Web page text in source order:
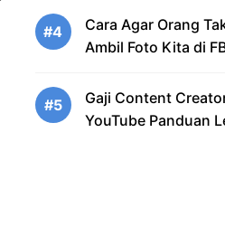
#4
Cara Agar Orang
Ambil Foto Kita di
#5
Gaji Content
YouTube Panduan